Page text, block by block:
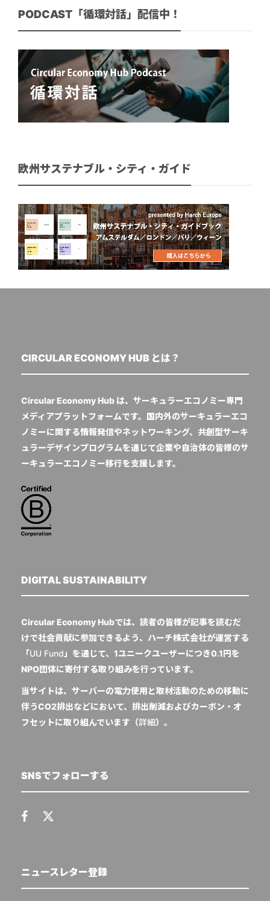
PODCAST「循環対話」配信中！
欧州サステナブル・シティ・ガイド
CIRCULAR ECONOMY HUB とは？
Circular Economy Hub は、サーキュラーエコノミー専門
メディアプラットフォームです。国内外のサーキュラーエコ
ノミーに関する情報発信やネットワーキング、共創型サーキ
ュラーデザインプログラムを通じて企業や自治体の皆様のサ
ーキュラーエコノミー移行を支援します。
DIGITAL SUSTAINABILITY
Circular Economy Hubでは、読者の皆様が記事を読むだ
けで社会貢献に参加できるよう、ハーチ株式会社が運営する
「UU Fund 」を通じて、1ユニークユーザーにつき0.1円を
NPO団体に寄付する取り組みを行っています。
当サイトは、サーバーの電力使用と取材活動のための移動に
伴うCO2排出などにおいて、排出削減およびカーボン・オ
フセットに取り組んでいます（詳細）。
SNSでフォローする
ニュースレター登録